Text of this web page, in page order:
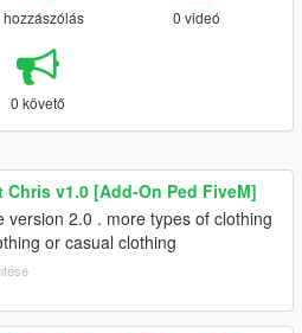
hozzászólás 0 videó
0 követő
Chris v1.0 [Add-On Ped FiveM]
version 2.0 . more types of clothing
or casual clothing